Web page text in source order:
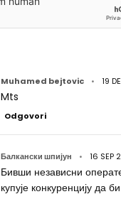
Muhamed bejtovic • 19
Mts
Odgovori
Балкански шпијун • 16 SEP
Бивши независни
купује конкуренцију да